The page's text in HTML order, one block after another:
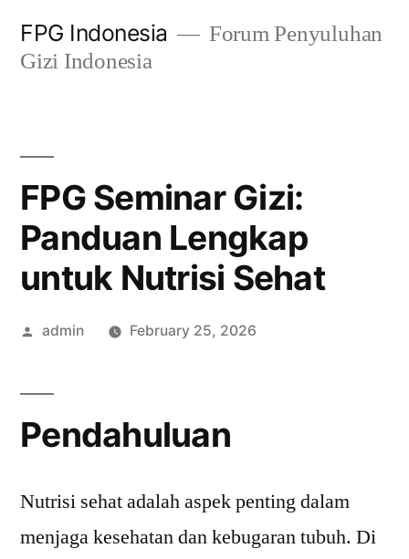
FPG Indonesia
Forum Penyuluhan
Gizi Indonesia
FPG Seminar Gizi:
Panduan Lengkap
untuk Nutrisi Sehat
Posted
admin February 25, 2026
Pendahuluan
Nutrisi sehat adalah aspek penting dalam
menjaga kesehatan dan kebugaran tubuh. Di